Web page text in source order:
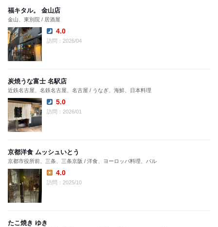
福キタル。 金山店
金山、東別院 / 居酒屋
Dinner:
4.0
訪問：2026/04
炭焼うな富士 名駅店
近鉄名古屋、名鉄名古屋、名古屋 / うなぎ、海鮮、日本料理
Dinner:
5.0
訪問：2026/01
京都洋食 ムッシュいとう
京都市役所前、三条、三条京阪 / 洋食、ヨーロッパ料理、バル
Lunch:
4.0
訪問：2025/10
たこ焼き ゆき